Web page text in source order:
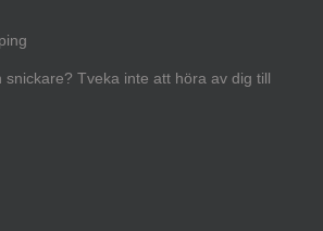
snickare? Tveka inte att höra av dig till